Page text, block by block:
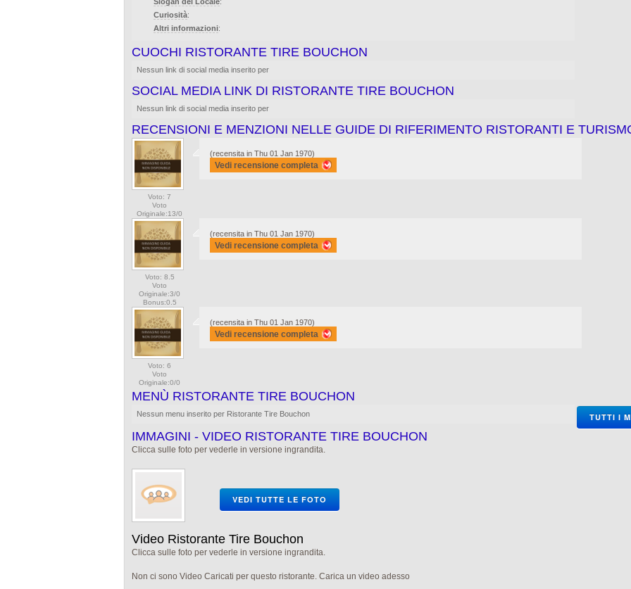
Curiosità:
Altri informazioni:
CUOCHI RISTORANTE TIRE BOUCHON
Nessun link di social media inserito per
SOCIAL MEDIA LINK DI RISTORANTE TIRE BOUCHON
Nessun link di social media inserito per
RECENSIONI E MENZIONI NELLE GUIDE DI RIFERIMENTO RISTORANTI E
Voto: 7
Voto
Originale:13/0
(recensita in Thu 01 Jan 1970)
Vedi recensione completa
Voto: 8.5
Voto
Originale:3/0
Bonus:0.5
(recensita in Thu 01 Jan 1970)
Vedi recensione completa
Voto: 6
Voto
Originale:0/0
(recensita in Thu 01 Jan 1970)
Vedi recensione completa
MENÙ RISTORANTE TIRE BOUCHON
Nessun menu inserito per Ristorante Tire Bouchon TUTTI I
IMMAGINI - VIDEO RISTORANTE TIRE BOUCHON
Clicca sulle foto per vederle in versione ingrandita.
VEDI TUTTE LE FOTO
Video Ristorante Tire Bouchon
Clicca sulle foto per vederle in versione ingrandita.
Non ci sono Video Caricati per questo ristorante. Carica un video adesso